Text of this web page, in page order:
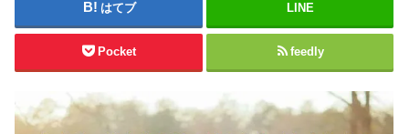
はてブ LINE
Pocket feedly